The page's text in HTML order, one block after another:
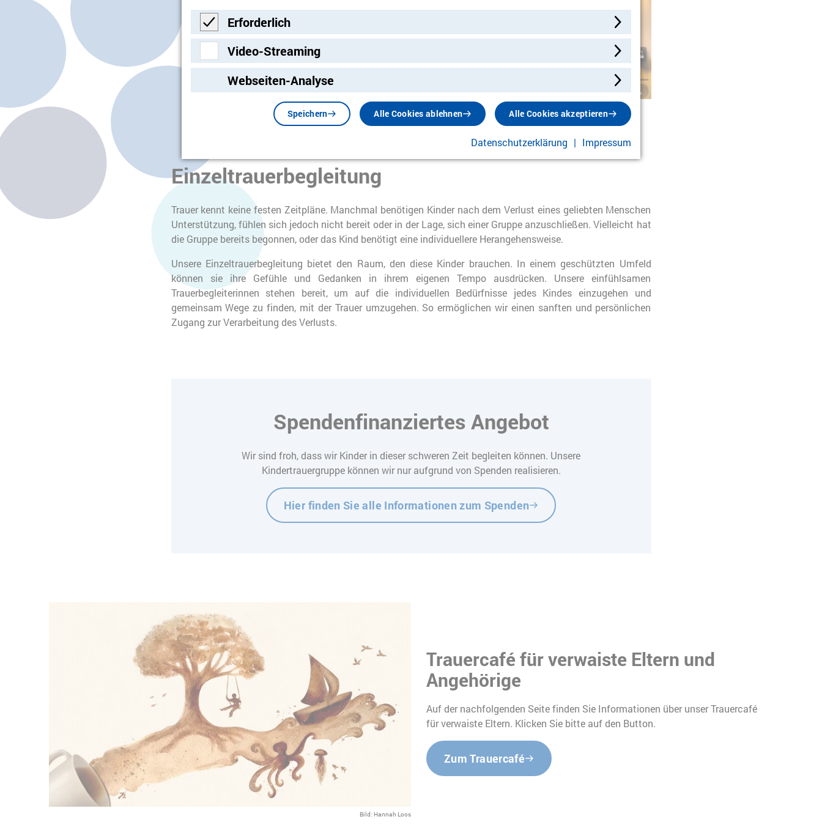
Verbindung mit Youtube herstellen und Video abspielen
Das Video bietet Ihnen Einblicke, wie Kinder trauern.
in die Lage, mit den Herausforderungen des
Alltags aus eigener Kraft und auf positive Art
und Weise umzugehen.
Durch das Interagieren mit den Tieren sowie
das Füttern und Pflegen erleben die Kinder
Momente der Freude und wunderbare tierische
Begegnungen. Diese können ihnen helfen,
zeitweise ihre Trauer zu überwinden.
Einzeltrauerbegleitung
Trauer kennt keine festen Zeitpläne. Manchmal benötigen Kinder nach dem Verlust eines geliebten Menschen
Unterstützung, fühlen sich jedoch nicht bereit oder in der Lage, sich einer Gruppe anzuschließen. Vielleicht hat
die Gruppe bereits begonnen, oder das Kind benötigt eine individuellere Herangehensweise.
Unsere Einzeltrauerbegleitung bietet den Raum, den diese Kinder brauchen. In einem geschützten Umfeld
können sie ihre Gefühle und Gedanken in ihrem eigenen Tempo ausdrücken. Unsere einfühlsamen
Trauerbegleiterinnen stehen bereit, um auf die individuellen Bedürfnisse jedes Kindes einzugehen und
gemeinsam Wege zu finden, mit der Trauer umzugehen. So ermöglichen wir einen sanften und persönlichen
Zugang zur Verarbeitung des Verlusts.
Spendenfinanziertes Angebot
Wir sind froh, dass wir Kinder in dieser schweren Zeit begleiten können. Unsere
Kindertrauergruppe können wir nur aufgrund von Spenden realisieren.
Hier finden Sie alle Informationen zum Spenden
Bild: Hannah Loos
Trauercafé für verwaiste Eltern und
Angehörige
Auf der nachfolgenden Seite finden Sie Informationen über unser Trauercafé
für verwaiste Eltern. Klicken Sie bitte auf den Button.
Zum Trauercafé
Erforderlich
Erforderlich
Video-Streaming
Video-Streaming
Webseiten-Analyse
Speichern Alle Cookies ablehnen Alle Cookies akzeptieren
Datenschutzerklärung Impressum